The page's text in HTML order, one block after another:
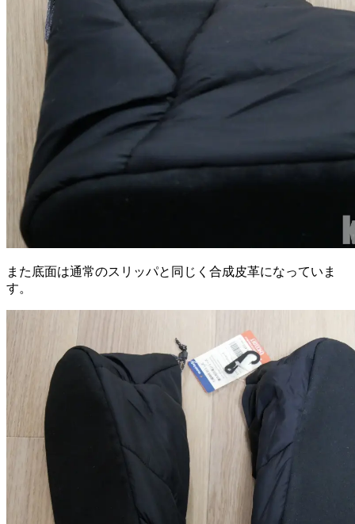
また底面は通常のスリッパと同じく合成皮革になっていま
す。